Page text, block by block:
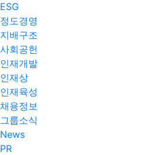
ESG
정도경영
지배구조
사회공헌
인재개발
인재상
인재육성
채용정보
그룹소식
News
PR